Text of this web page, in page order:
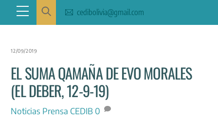
content
Menu cedibolivia@gmail.com
12/09/2019
EL SUMA QAMAÑA DE EVO MORALES
(EL DEBER, 12-9-19)
Noticias Prensa CEDIB 0